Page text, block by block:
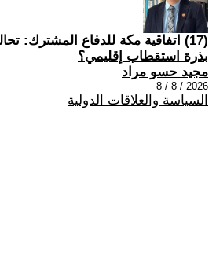
(17) اتفاقية مكة للدفاع المشترك:
بذرة استقطاب إقليمي؟
مجيد حسو مراد
2026 / 8 / 8
السياسة والعلاقات الدولية